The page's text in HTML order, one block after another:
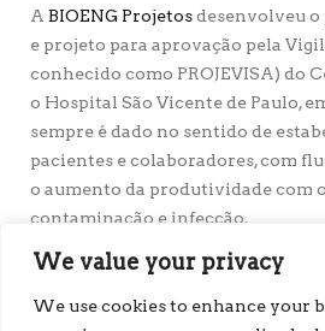
We value your privacy
We use cookies to enhance your
A BIOENG Projetosdesenvolveu
e projeto para aprovação pela
conhecido como PROJEVISA) do
o Hospital São Vicente de Paulo,
sempre é dado no sentido de
pacientes e colaboradores, com
o aumento da produtividade com
contaminação e infecção.
Cliente: Hospital São Vicente de
Município: Pitanga, PR – Brasil
Área Aproximada (m²):--